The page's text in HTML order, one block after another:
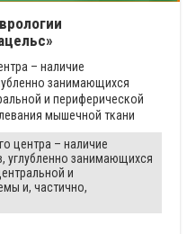
– наличие
занимающихся
и периферической
мышечной ткани
центра – наличие
углубленно занимающихся
и
и, частично,